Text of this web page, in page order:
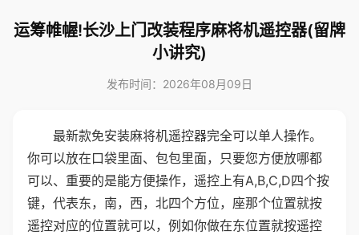
运筹帷幄!长沙上门改装程序麻将机遥控器(留牌
小讲究)
发布时间：2026年08月09日
最新款免安装麻将机遥控器完全可以单人操作。
你可以放在口袋里面、包包里面，只要您方便放哪都
可以、重要的是能方便操作，遥控上有A,B,C,D四个按
键，代表东，南，西，北四个方位，座那个位置就按
遥控对应的位置就可以，例如你做在东位置就按遥控